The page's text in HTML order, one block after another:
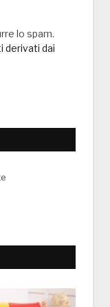
lo spam.
derivati dai